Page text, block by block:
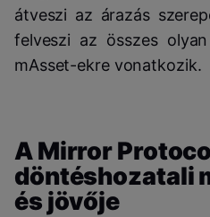
átveszi az árazás
felveszi az összes
mAsset-ekre vonatkozik.
A Mirror
döntéshozatali
és jövője